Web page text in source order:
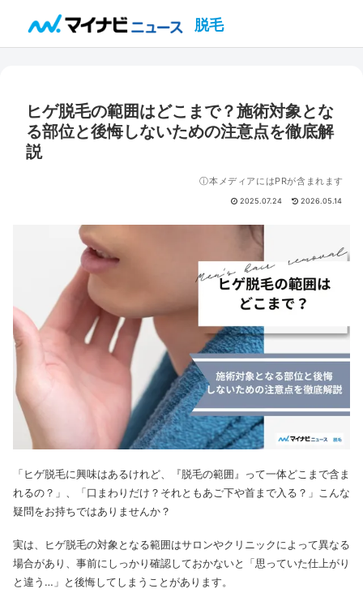
脱毛
ヒゲ脱毛の範囲はどこまで？施術対象とな
る部位と後悔しないための注意点を徹底解
説
ⓘ本メディアにはPRが含まれます
2025.07.24 2026.05.14
「ヒゲ脱毛に興味はあるけれど、『脱毛の範囲』って一体どこまで含ま
れるの？」、「口まわりだけ？それともあご下や首まで入る？」こんな
疑問をお持ちではありませんか？
実は、ヒゲ脱毛の対象となる範囲はサロンやクリニックによって異なる
場合があり、事前にしっかり確認しておかないと「思っていた仕上がり
と違う…」と後悔してしまうことがあります。